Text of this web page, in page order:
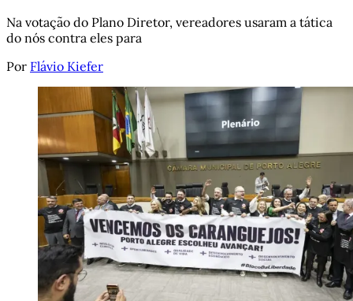
Na votação do Plano Diretor, vereadores usaram a tática
do nós contra eles para
Por Flávio Kiefer